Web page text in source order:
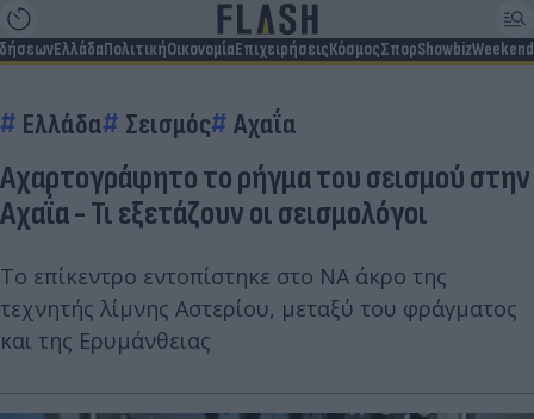
ΕλλάδαΠολιτικήΟικονομίαΕπιχειρήσειςΚόσμοςΣπορShowbizWeekend
Ελλάδα Σεισμός Αχαΐα
Αχαρτογράφητο το ρήγμα του σεισμού στην
Αχαΐα - Τι εξετάζουν οι σεισμολόγοι
Το επίκεντρο εντοπίστηκε στο ΝΑ άκρο της
τεχνητής λίμνης Αστερίου, μεταξύ του φράγματος
και της Ερυμάνθειας